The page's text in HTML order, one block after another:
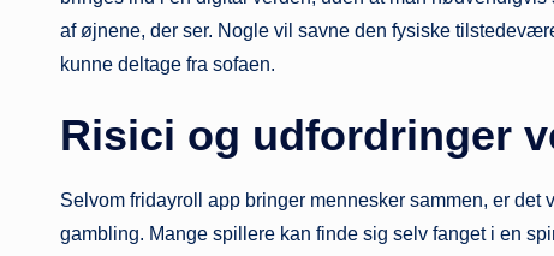
af øjnene, der ser. Nogle vil savne den fysiske
kunne deltage fra sofaen.
Risici og udfordringer
Selvom fridayroll app bringer mennesker sammen, er
gambling. Mange spillere kan finde sig selv fanget i en